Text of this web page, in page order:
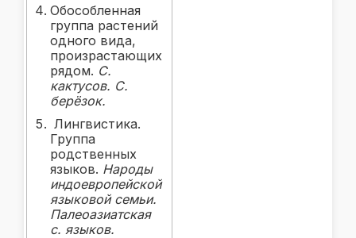
Обособленная
группа растений
одного вида,
произрастающих
рядом. С.
кактусов. С.
берёзок.
Лингвистика.
Группа
родственных
языков. Народы
индоевропейской
языковой семьи.
Палеоазиатская
с. языков.